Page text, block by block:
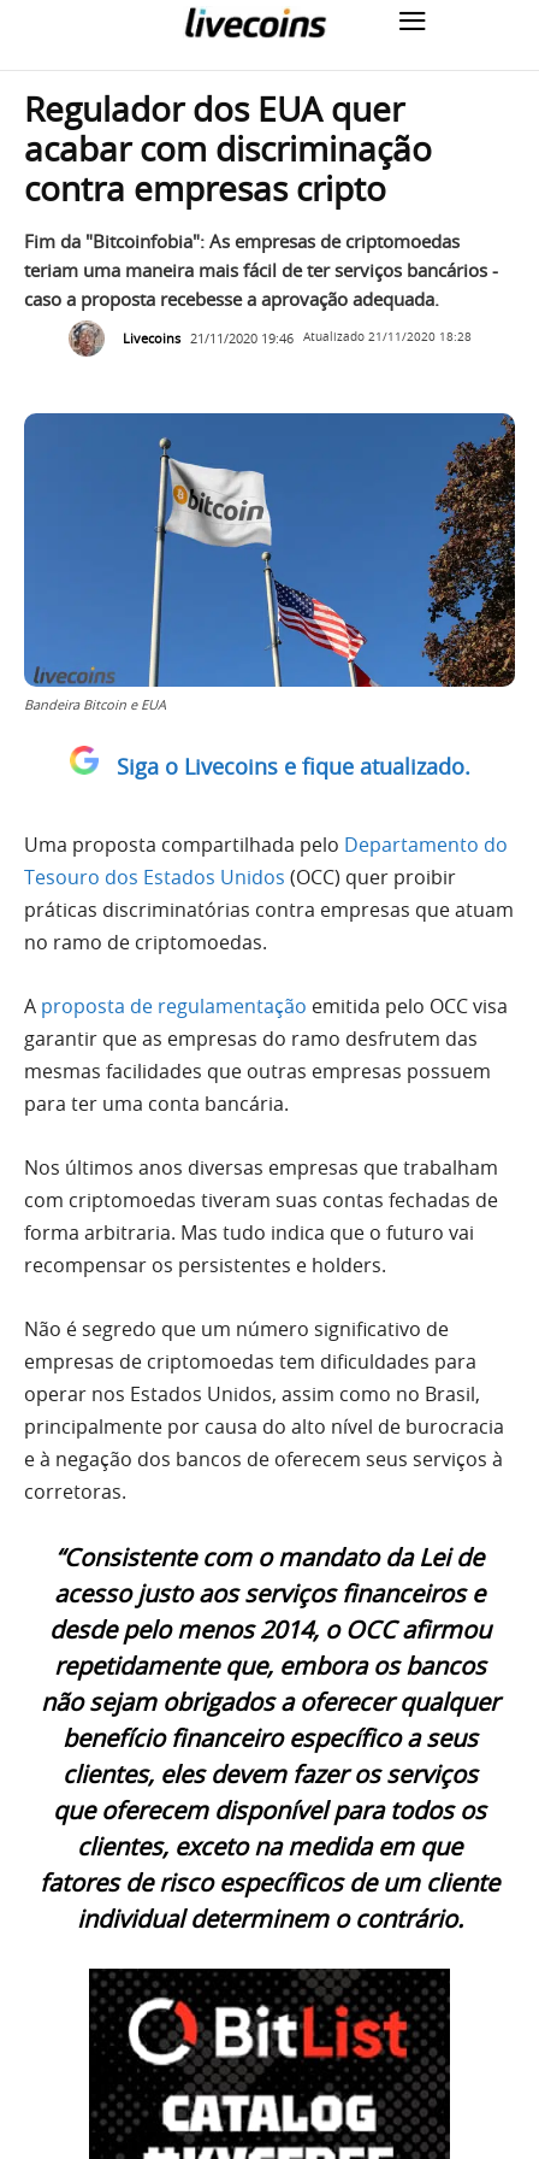
Regulador dos EUA quer
acabar com discriminação
contra empresas cripto
Fim da "Bitcoinfobia": As empresas de criptomoedas
teriam uma maneira mais fácil de ter serviços bancários -
caso a proposta recebesse a aprovação adequada.
Livecoins 21/11/2020 19:46 Atualizado 21/11/2020 18:28
Bandeira Bitcoin e EUA
Siga o Livecoins e fique atualizado.
Uma proposta compartilhada pelo Departamento do
Tesouro dos Estados Unidos (OCC) quer proibir
práticas discriminatórias contra empresas que atuam
no ramo de criptomoedas.
A proposta de regulamentação emitida pelo OCC visa
garantir que as empresas do ramo desfrutem das
mesmas facilidades que outras empresas possuem
para ter uma conta bancária.
Nos últimos anos diversas empresas que trabalham
com criptomoedas tiveram suas contas fechadas de
forma arbitraria. Mas tudo indica que o futuro vai
recompensar os persistentes e holders.
Não é segredo que um número significativo de
empresas de criptomoedas tem dificuldades para
operar nos Estados Unidos, assim como no Brasil,
principalmente por causa do alto nível de burocracia
e à negação dos bancos de oferecem seus serviços à
corretoras.
“Consistente com o mandato da Lei de
acesso justo aos serviços financeiros e
desde pelo menos 2014, o OCC afirmou
repetidamente que, embora os bancos
não sejam obrigados a oferecer qualquer
benefício financeiro específico a seus
clientes, eles devem fazer os serviços
que oferecem disponível para todos os
clientes, exceto na medida em que
fatores de risco específicos de um cliente
individual determinem o contrário.